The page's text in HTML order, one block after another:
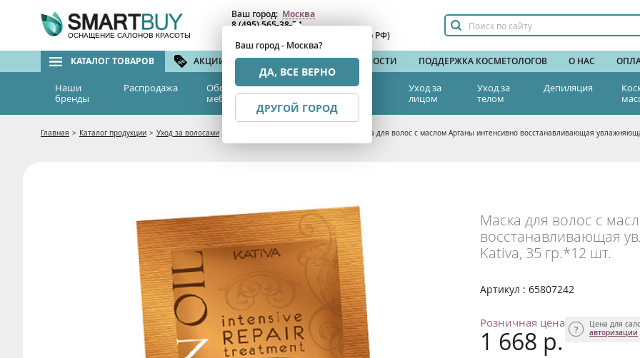
ОСНАЩЕНИЕ САЛОНОВ КРАСОТЫ
Ваш город: Москва
Ваш город - Москва?
ДА, ВСЕ ВЕРНО
ДРУГОЙ ГОРОД
8 (495) 565-38-74
(бесплатный по РФ)
КАТАЛОГ ТОВАРОВ АКЦИИ И СКИДКИ БРЕНДЫ НОВОСТИ ПОДДЕРЖКА КОСМЕТОЛОГОВ О НАС
Наши
бренды
Распродажа
Оборудование и
мебель
Эстетическая
медицина
Уход за
лицом
Уход за
телом
Депиляция
Главная > Каталог продукции > Уход за волосами Маска для волос с маслом Арганы интенсивно восстанавливающая
Маска для волос с
восстанавливающая
Kativa, 35 гр.*12 шт.
Артикул : 65807242
Розничная цена
1 668 р.
Цена для
авторизации